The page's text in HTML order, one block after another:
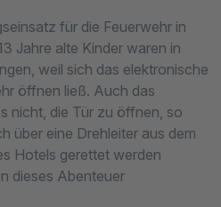
für die Feuerwehr in
Jahre alte Kinder waren in
weil sich das elektronische
öffnen ließ. Auch das
nicht, die Tür zu öffnen, so
über eine Drehleiter aus dem
Hotels gerettet werden
dieses Abenteuer